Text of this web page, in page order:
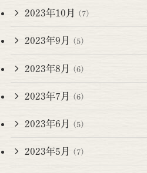
2023年10月 (7)
2023年9月 (5)
2023年8月 (6)
2023年7月 (6)
2023年6月 (5)
2023年5月 (7)